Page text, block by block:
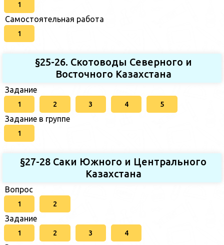
1
Самостоятельная работа
1
§25-26. Скотоводы Северного и
Восточного Казахстана
Задание
1 2 3 4 5
Задание в группе
1
§27-28 Саки Южного и Центрального
Казахстана
Вопрос
1 2
Задание
1 2 3 4